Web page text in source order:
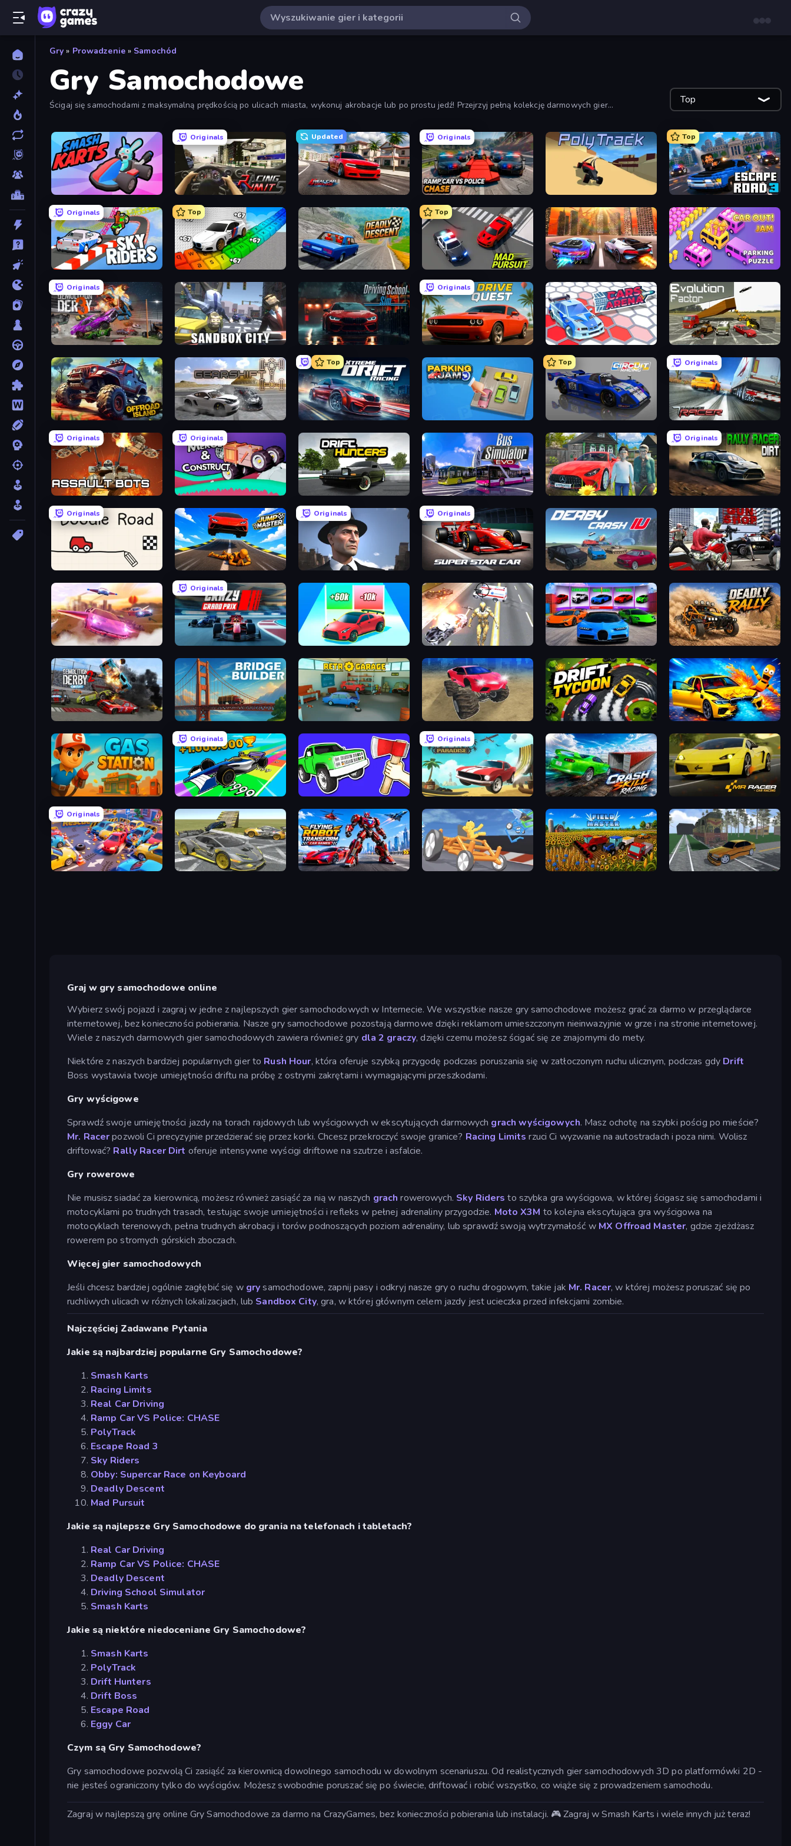
Gry » Prowadzenie » Samochód
Gry Samochodowe
Ścigaj się samochodami z maksymalną prędkością po ulicach miasta, wykonuj akrobacje lub po prostu jedź! Przejrzyj pełną kolekcję darmowych gier
Top
Smash Karts
Originals
Racing Limits
Updated
Real Car Driving
Originals
Ramp Car VS Police: CHASE
Top
Escape Road 3
Originals
Sky Riders
Top
Deadly Descent
Top
Mad Pursuit Night City Racing Car OUT! Jam Parking Puzzle
Originals
Demolition Derby 3 Sandbox City Driving School Simulator
Originals
Drive Quest Cars Arena Evolution Factor
Offroad Island Gearshift One
Top
Xtreme DRIFT Racing
Top
Circuit Racing
Originals
Traffic Racer
Originals
Assault Bots
Originals
Merge & Construct Drift Hunters Bus Simulator: EVO Speedboy: History with Grandfather
Originals
Rally Racer Dirt
Originals
Jump Master: Car Racing
Originals
Downtown 1930s Mafia
Originals
Super Star Car Derby Crash 4 Grand Action Simulator: New York
Ultimate Flying Car
Originals
Crazy Grand Prix Upgrade the Supercar 3D Super Crime Steel War Hero Case Simulator: Cars Deadly Rally
Bridge Builder Drift Tycoon BMG: Ragdoll Playground
Gas Station
Originals
Obby Car Challenge: Drive Smash the Car to Pieces!
Originals
Stunt Paradise Crash Skill Racing Mr. Racer - Car Racing
Originals
ParkingLot Rescue Wrong Way Flying Robot Transform Car Games Draw Crash Race Field Master Obby: Car Crash Sandbox
Graj w gry samochodowe online
Wybierz swój pojazd i zagraj w jedne z najlepszych gier samochodowych w Internecie. We wszystkie nasze gry samochodowe możesz grać za darmo w przeglądarce
internetowej, bez konieczności pobierania. Nasze gry samochodowe pozostają darmowe dzięki reklamom umieszczonym nieinwazyjnie w grze i na stronie internetowej.
Wiele z naszych darmowych gier samochodowych zawiera również gry dla 2 graczy, dzięki czemu możesz ścigać się ze znajomymi do mety.
Niektóre z naszych bardziej popularnych gier to Rush Hour, która oferuje szybką przygodę podczas poruszania się w zatłoczonym ruchu ulicznym, podczas gdy Drift
Boss wystawia twoje umiejętności driftu na próbę z ostrymi zakrętami i wymagającymi przeszkodami.
Gry wyścigowe
Sprawdź swoje umiejętności jazdy na torach rajdowych lub wyścigowych w ekscytujących darmowych grach wyścigowych. Masz ochotę na szybki pościg po mieście?
Mr. Racerpozwoli Ci precyzyjnie przedzierać się przez korki. Chcesz przekroczyć swoje granice? Racing Limits rzuci Ci wyzwanie na autostradach i poza nimi. Wolisz
driftować? Rally Racer Dirt oferuje intensywne wyścigi driftowe na szutrze i asfalcie.
Gry rowerowe
Nie musisz siadać za kierownicą, możesz również zasiąść za nią w naszych grach rowerowych. Sky Riders to szybka gra wyścigowa, w której ścigasz się samochodami i
motocyklami po trudnych trasach, testując swoje umiejętności i refleks w pełnej adrenaliny przygodzie. Moto X3M to kolejna ekscytująca gra wyścigowa na
motocyklach terenowych, pełna trudnych akrobacji i torów podnoszących poziom adrenaliny, lub sprawdź swoją wytrzymałość w MX Offroad Master, gdzie zjeżdżasz
rowerem po stromych górskich zboczach.
Więcej gier samochodowych
Jeśli chcesz bardziej ogólnie zagłębić się w grysamochodowe, zapnij pasy i odkryj nasze gry o ruchu drogowym, takie jak Mr. Racer, w której możesz poruszać się po
ruchliwych ulicach w różnych lokalizacjach, lub Sandbox City, gra, w której głównym celem jazdy jest ucieczka przed infekcjami zombie.
Najczęściej Zadawane Pytania
Jakie są najbardziej popularne Gry Samochodowe?
Smash Karts
Racing Limits
Real Car Driving
Ramp Car VS Police: CHASE
PolyTrack
Escape Road 3
Sky Riders
Obby: Supercar Race on Keyboard
Deadly Descent
Mad Pursuit
Jakie są najlepsze Gry Samochodowe do grania na telefonach i tabletach?
Real Car Driving
Ramp Car VS Police: CHASE
Deadly Descent
Driving School Simulator
Smash Karts
Jakie są niektóre niedoceniane Gry Samochodowe?
Smash Karts
PolyTrack
Drift Hunters
Drift Boss
Escape Road
Eggy Car
Czym są Gry Samochodowe?
Gry samochodowe pozwolą Ci zasiąść za kierownicą dowolnego samochodu w dowolnym scenariuszu. Od realistycznych gier samochodowych 3D po platformówki 2D -
nie jesteś ograniczony tylko do wyścigów. Możesz swobodnie poruszać się po świecie, driftować i robić wszystko, co wiąże się z prowadzeniem samochodu.
Zagraj w najlepszą grę online Gry Samochodowe za darmo na CrazyGames, bez konieczności pobierania lub instalacji. 🎮 Zagraj w Smash Karts i wiele innych już teraz!